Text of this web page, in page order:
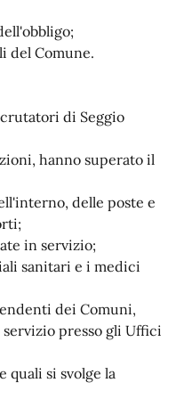
del Comune.
di Seggio
hanno superato il
delle poste e
in servizio;
sanitari e i medici
dei Comuni,
presso gli Uffici
quali si svolge la